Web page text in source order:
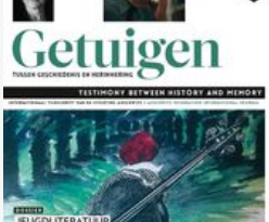
Nr. 137 (10/2023) Jeugdliteratuur
in het licht van de Holocaust